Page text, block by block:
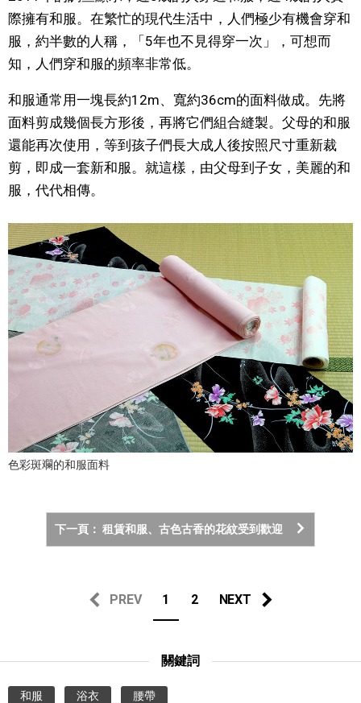
際擁有和服。在繁忙的現代生活中，人們極少有機會穿和
服，約半數的人稱，「5年也不見得穿一次」，可想而
知，人們穿和服的頻率非常低。
和服通常用一塊長約12m、寬約36cm的面料做成。先將
面料剪成幾個長方形後，再將它們組合縫製。父母的和服
還能再次使用，等到孩子們長大成人後按照尺寸重新裁
剪，即成一套新和服。就這樣，由父母到子女，美麗的和
服，代代相傳。
色彩斑斕的和服面料
下一頁： 租賃和服、古色古香的花紋受到歡迎
PREV 1 2 NEXT
關鍵詞
和服 浴衣 腰帶